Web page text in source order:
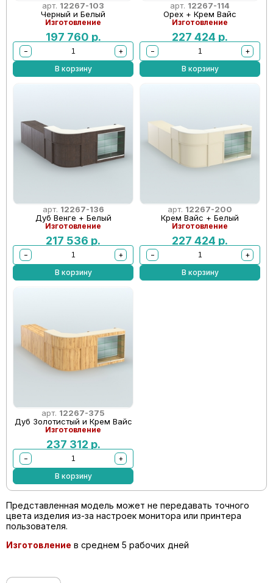
арт. 12267-103
Черный и Белый
Изготовление
197 760 р.
−
+
В корзину
арт. 12267-114
Орех + Крем Вайс
Изготовление
227 424 р.
−
+
В корзину
арт. 12267-136
Дуб Венге + Белый
Изготовление
217 536 р.
−
+
В корзину
арт. 12267-200
Крем Вайс + Белый
Изготовление
227 424 р.
−
+
В корзину
арт. 12267-375
Дуб Золотистый и Крем Вайс
Изготовление
237 312 р.
−
+
В корзину
Представленная модель может не передавать точного
цвета изделия из-за настроек монитора или принтера
пользователя.
Изготовление в среднем 5 рабочих дней